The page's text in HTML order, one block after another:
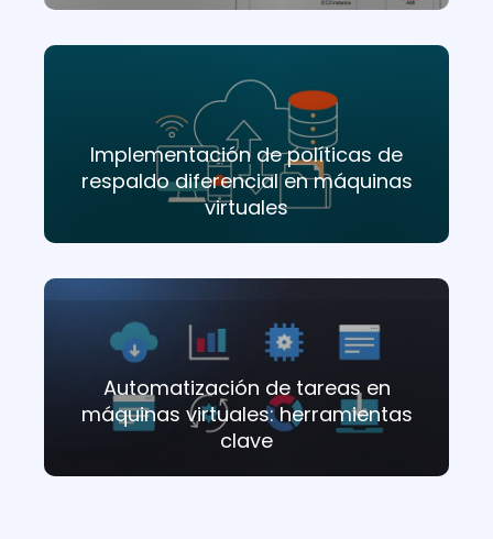
Implementación de políticas de
respaldo diferencial en máquinas
virtuales
Automatización de tareas en
máquinas virtuales: herramientas
clave